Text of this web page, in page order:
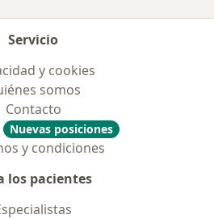
Servicio
y cookies
somos
Contacto
Nuevas posiciones
y condiciones
los pacientes